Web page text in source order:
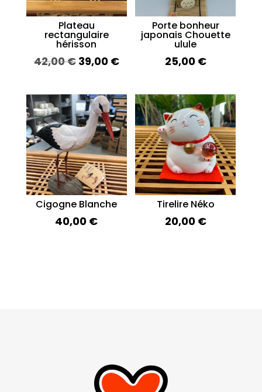
Plateau
rectangulaire
hérisson
42,00€ Le
initial
était :
42,00 €.
39,00 €Le
actuel
est :
39,00 €.
Porte bonheur
japonais Chouette
ulule
25,00 €
Cigogne Blanche
40,00 €
Tirelire Néko
20,00 €